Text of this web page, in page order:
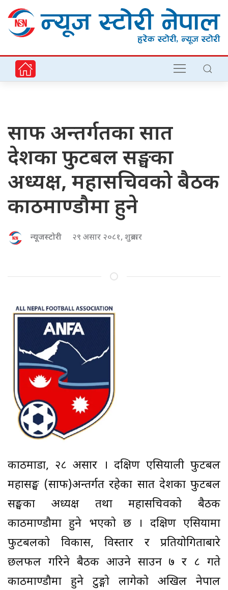
साफ अन्तर्गतका सात
देशका फुटबल सङ्घका
अध्यक्ष, महासचिवको बैठक
काठमाण्डौमा हुने
न्यूजस्टोरी २९ असार २०८१, शुक्रबार
काठमाडौं, २८ असार । दक्षिण एसियाली फुटबल
महासङ्घ (साफ)अन्तर्गत रहेका सात देशका फुटबल
सङ्घका अध्यक्ष तथा महासचिवको बैठक
काठमाण्डौमा हुने भएको छ । दक्षिण एसियामा
फुटबलको विकास, विस्तार र प्रतियोगिताबारे
छलफल गरिने बैठक आउने साउन ७ र ८ गते
काठमाण्डौमा हुने टुङ्गो लागेको अखिल नेपाल